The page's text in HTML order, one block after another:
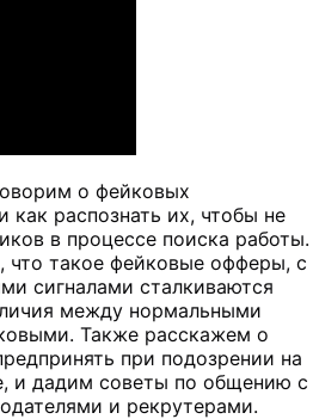
о фейковых
как распознать их, чтобы не
в процессе поиска работы.
что такое фейковые офферы, с
сигналами сталкиваются
между нормальными
Также расскажем о
при подозрении на
и дадим советы по общению с
и рекрутерами.